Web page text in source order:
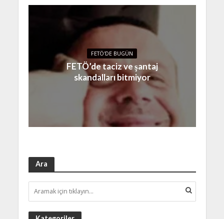
FETÖ'DE BUGÜN
FETÖ’de taciz ve şantaj
skandalları bitmiyor
Ara